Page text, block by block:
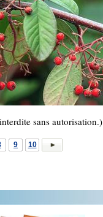
sans autorisation.)
9 10